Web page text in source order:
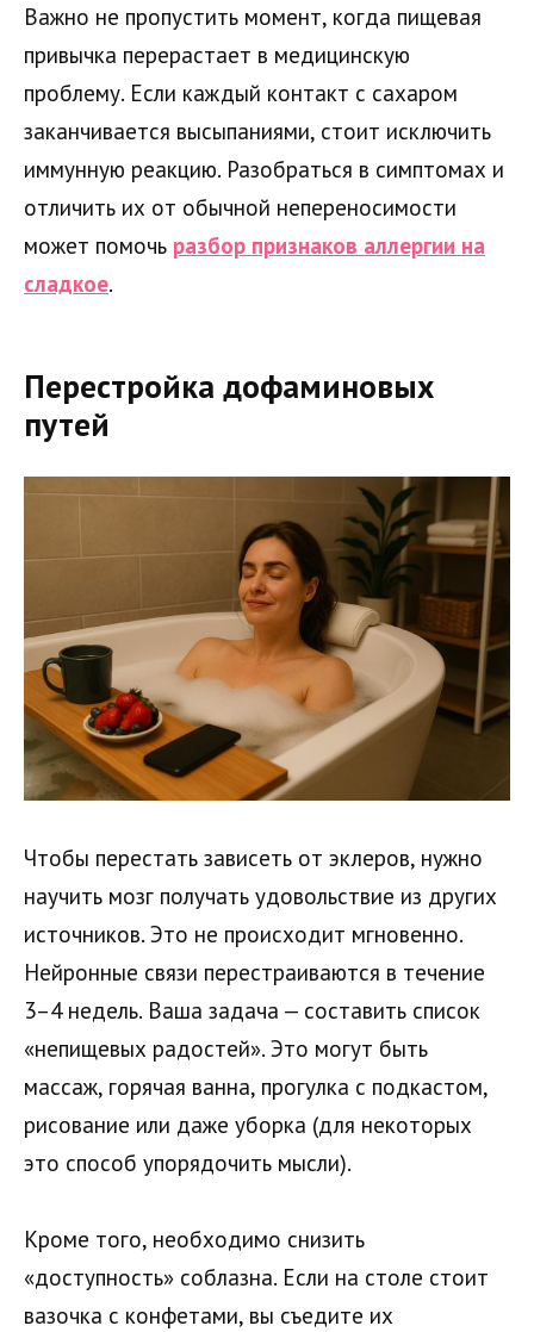
Важно не пропустить момент, когда пищевая
привычка перерастает в медицинскую
проблему. Если каждый контакт с сахаром
заканчивается высыпаниями, стоит исключить
иммунную реакцию. Разобраться в симптомах и
отличить их от обычной непереносимости
может помочь разбор признаков аллергии на
сладкое.
Перестройка дофаминовых
путей
Чтобы перестать зависеть от эклеров, нужно
научить мозг получать удовольствие из других
источников. Это не происходит мгновенно.
Нейронные связи перестраиваются в течение
3–4 недель. Ваша задача — составить список
«непищевых радостей». Это могут быть
массаж, горячая ванна, прогулка с подкастом,
рисование или даже уборка (для некоторых
это способ упорядочить мысли).
Кроме того, необходимо снизить
«доступность» соблазна. Если на столе стоит
вазочка с конфетами, вы съедите их